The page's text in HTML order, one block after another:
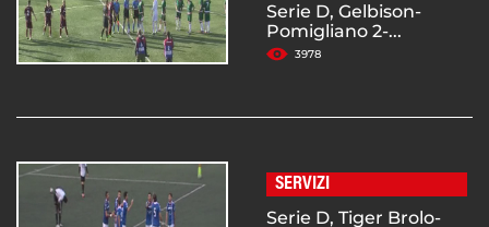
Serie D, Gelbison-
Pomigliano 2-...
3978
SERVIZI
Serie D, Tiger Brolo-